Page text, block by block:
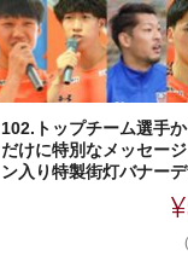
102.トップチーム選手
だけに特別なメッセー
ン入り特製街灯バナー